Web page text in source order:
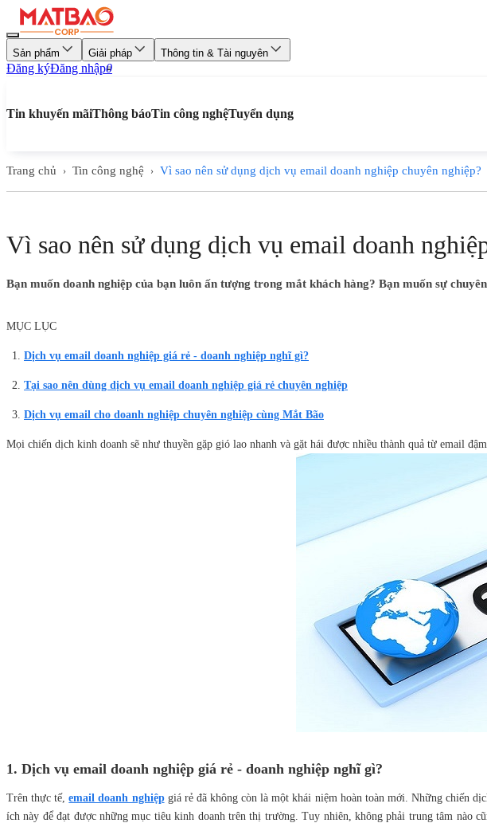
Sản phẩm Giải pháp Thông tin & Tài nguyên
Đăng kýĐăng nhập0
Tin khuyến mãiThông báoTin công nghệTuyển dụng
Trang chủ › Tin công nghệ › Vì sao nên sử dụng dịch vụ email doanh nghiệp chuyên nghiệp?
Vì sao nên sử dụng dịch vụ email doanh
Bạn muốn doanh nghiệp của bạn luôn ấn tượng trong mắt khách hàng? Bạn muốn sự
MỤC LỤC
Dịch vụ email doanh nghiệp giá rẻ - doanh nghiệp nghĩ gì?
Tại sao nên dùng dịch vụ email doanh nghiệp giá rẻ chuyên nghiệp
Dịch vụ email cho doanh nghiệp chuyên nghiệp cùng Mắt Bão
Mọi chiến dịch kinh doanh sẽ như thuyền gặp gió lao nhanh và gặt hái được nhiều thành quả từ email
1. Dịch vụ email doanh nghiệp giá rẻ - doanh nghiệp nghĩ gì?
Trên thực tế,email doanh nghiệp giá rẻ đã không còn là một khái niệm hoàn toàn mới. Những chiến
ích này để đạt được những mục tiêu kinh doanh trên thị trường. Tuy nhiên, không phải trung tâm nào